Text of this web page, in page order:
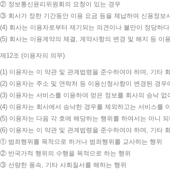
② 정보통신윤리위원회의 요청이 있는 경우
③ 회사가 정한 기간동안 이용 요금 등을 체납하여 신용정보
(4) 회사는 이용자로부터 제기되는 의견이나 불만이 정당하
(5) 회사는 이용계약의 체결, 계약사항의 변경 및 해지 등 이
제12조 (이용자의 의무)
(1) 이용자는 이 약관 및 관계법령을 준수하여야 하며, 기타
(2) 이용자는 주소 및 연락처 등 이용신청사항이 변경된 경
(3) 이용자는 서비스를 이용하여 얻은 정보를 회사의 승낙
(4) 이용자는 회사에서 승낙한 경우를 제외하고는 서비스를
(5) 이용자는 다음 각 호에 해당하는 행위를 하여서는 아니
(6) 이용자는 이 약관 및 관계법령을 준수하여야 하며, 기타
① 범죄행위를 목적으로 하거나 범죄행위를 교사하는 행위
② 반국가적 행위의 수행을 목적으로 하는 행위
③ 선량한 풍속, 기타 사회질서를 해하는 행위